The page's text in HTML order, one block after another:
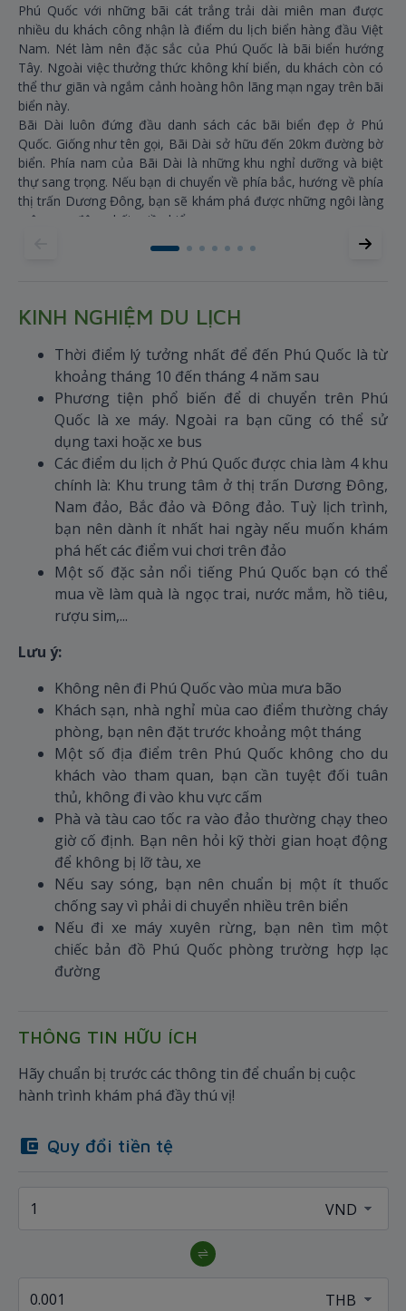
Phú Quốc với những bãi cát trắng trải dài miên man được
nhiều du khách công nhận là điểm du lịch biển hàng đầu Việt
Nam. Nét làm nên đặc sắc của Phú Quốc là bãi biển hướng
Tây. Ngoài việc thưởng thức không khí biển, du khách còn có
thể thư giãn và ngắm cảnh hoàng hôn lãng mạn ngay trên bãi
biển này.
Bãi Dài luôn đứng đầu danh sách các bãi biển đẹp ở Phú
Quốc. Giống như tên gọi, Bãi Dài sở hữu đến 20km đường bờ
biển. Phía nam của Bãi Dài là những khu nghỉ dưỡng và biệt
thự sang trọng. Nếu bạn di chuyển về phía bắc, hướng về phía
thị trấn Dương Đông, bạn sẽ khám phá được những ngôi làng
mộc mạc đậm chất miền biển.
Nếu Bãi Dài được biết đến nhiều nhất thì Bãi Sao chính là bãi
đường. Bãi Sao yên tĩnh hơn Bãi Dài với một ít nhà hàng và
khách sạn nhỏ ẩn mình trong khu rừng xanh mướt.
KINH NGHIỆM DU LỊCH
Thời điểm lý tưởng nhất để đến Phú Quốc là từ
khoảng tháng 10 đến tháng 4 năm sau
Phương tiện phổ biến để di chuyển trên Phú
Quốc là xe máy. Ngoài ra bạn cũng có thể sử
dụng taxi hoặc xe bus
Các điểm du lịch ở Phú Quốc được chia làm 4 khu
chính là: Khu trung tâm ở thị trấn Dương Đông,
Nam đảo, Bắc đảo và Đông đảo. Tuỳ lịch trình,
bạn nên dành ít nhất hai ngày nếu muốn khám
phá hết các điểm vui chơi trên đảo
Một số đặc sản nổi tiếng Phú Quốc bạn có thể
mua về làm quà là ngọc trai, nước mắm, hồ tiêu,
rượu sim,...
Lưu ý:
Không nên đi Phú Quốc vào mùa mưa bão
Khách sạn, nhà nghỉ mùa cao điểm thường cháy
phòng, bạn nên đặt trước khoảng một tháng
Một số địa điểm trên Phú Quốc không cho du
khách vào tham quan, bạn cần tuyệt đối tuân
thủ, không đi vào khu vực cấm
Phà và tàu cao tốc ra vào đảo thường chạy theo
giờ cố định. Bạn nên hỏi kỹ thời gian hoạt động
để không bị lỡ tàu, xe
Nếu say sóng, bạn nên chuẩn bị một ít thuốc
chống say vì phải di chuyển nhiều trên biển
Nếu đi xe máy xuyên rừng, bạn nên tìm một
chiếc bản đồ Phú Quốc phòng trường hợp lạc
đường
THÔNG TIN HỮU ÍCH
Hãy chuẩn bị trước các thông tin để chuẩn bị cuộc
hành trình khám phá đầy thú vị!
Quy đổi tiền tệ